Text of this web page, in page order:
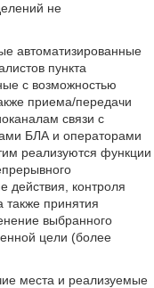
не
автоматизированные
пункта
с возможностью
приема/передачи
связи с
БЛА и операторами
реализуются функции
действия, контроля
также принятия
выбранного
цели (более
места и реализуемые